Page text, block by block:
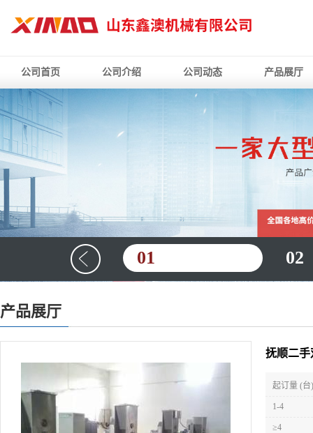
公司首页 公司介绍 公司动态 产品展厅
01 02
产品展厅
抚顺二手
起订量 (台)
1-4
≥4